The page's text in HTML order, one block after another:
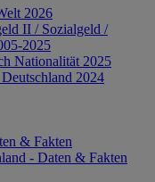
2026
II / Sozialgeld /
2025
Nationalität 2025
2024
& Fakten
- Daten & Fakten